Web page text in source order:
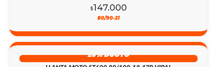
$147.000
80/90-21
26% DSCTO